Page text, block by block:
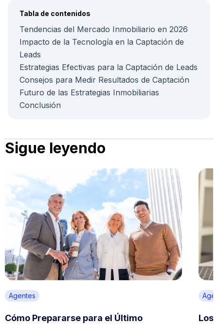
Tabla de contenidos
Tendencias del Mercado Inmobiliario en 2026
Impacto de la Tecnología en la Captación de
Leads
Estrategias Efectivas para la Captación de Leads
Consejos para Medir Resultados de Captación
Futuro de las Estrategias Inmobiliarias
Conclusión
Sigue leyendo
Agentes
Cómo Prepararse para el Último
Los